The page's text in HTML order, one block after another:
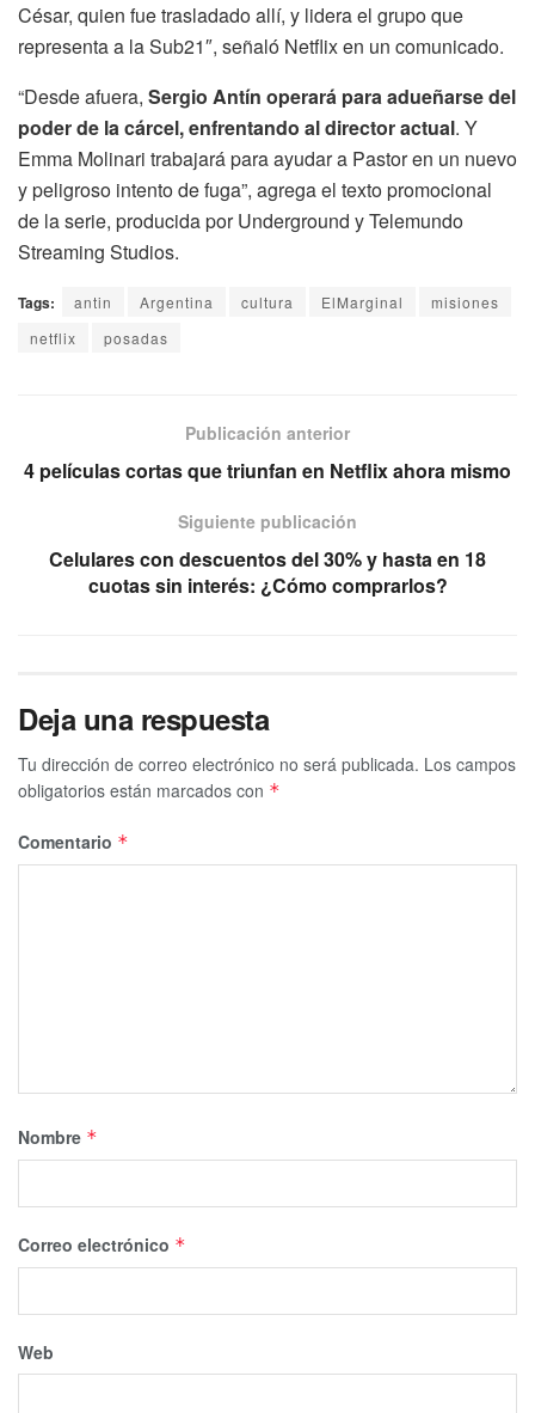
César, quien fue trasladado allí, y lidera el grupo que
representa a la Sub21″, señaló Netflix en un comunicado.
“Desde afuera, Sergio Antín operará para adueñarse del
poder de la cárcel, enfrentando al director actual. Y
Emma Molinari trabajará para ayudar a Pastor en un nuevo
y peligroso intento de fuga”, agrega el texto promocional
de la serie, producida por Underground y Telemundo
Streaming Studios.
Tags: antin Argentina cultura ElMarginal
misiones
netflix
posadas
Publicación anterior
4 películas cortas que triunfan en Netflix ahora mismo
Siguiente publicación
Celulares con descuentos del 30% y hasta en 18
cuotas sin interés: ¿Cómo comprarlos?
Deja una respuesta
Tu dirección de correo electrónico no será publicada. Los campos
obligatorios están marcados con *
Comentario *
Nombre *
Correo electrónico *
Web